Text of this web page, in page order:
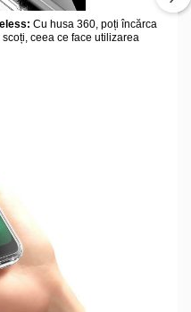
Cu husa 360, poți încărca
ceea ce face utilizarea